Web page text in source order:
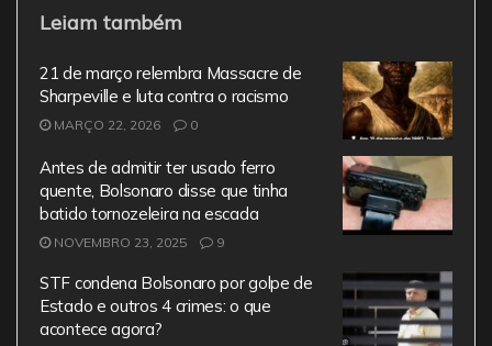
c
e
b
o
o
k
itt
er
ai
l
s
A
p
gr
a
Leiam também
21 de março relembra Massacre de
Sharpeville e luta contra o racismo
MARÇO 22, 2026 0
Antes de admitir ter usado ferro
quente, Bolsonaro disse que tinha
batido tornozeleira na escada
NOVEMBRO 23, 2025 9
STF condena Bolsonaro por golpe de
Estado e outros 4 crimes: o que
acontece agora?